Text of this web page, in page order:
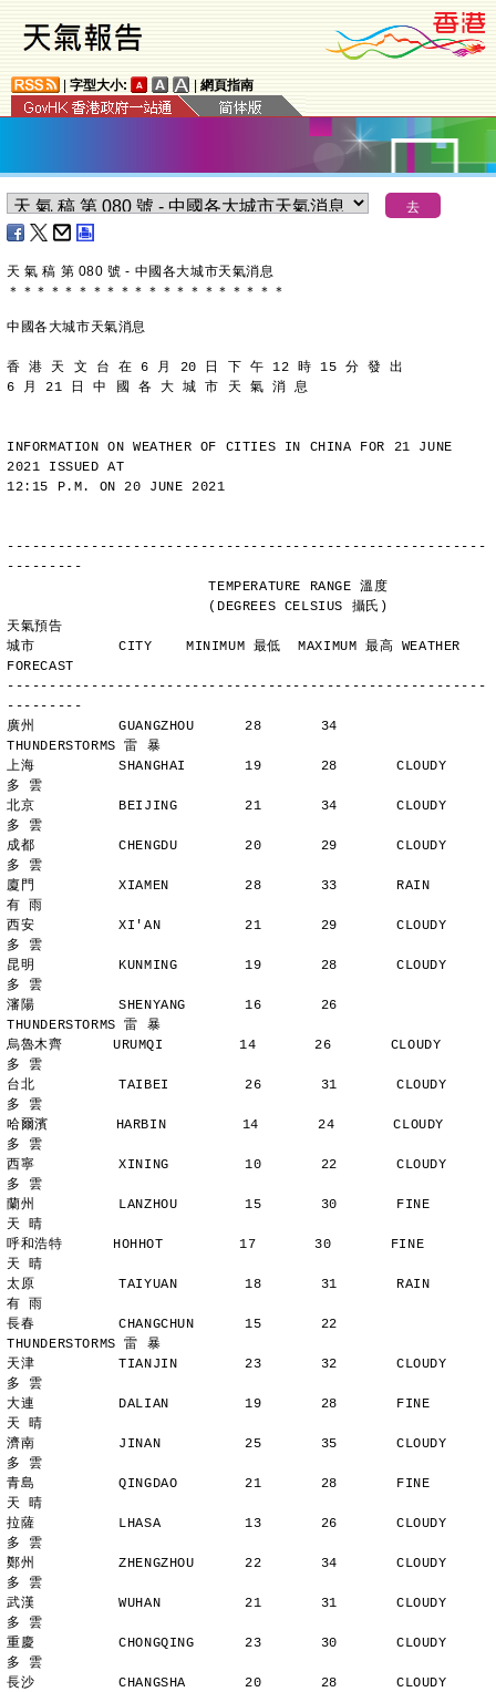
字型大小: 網頁指南
天 氣 稿 第 080 號 - 中國各大城市天氣消息
＊ ＊ ＊ ＊ ＊ ＊ ＊ ＊ ＊ ＊ ＊ ＊ ＊ ＊ ＊ ＊ ＊ ＊ ＊ ＊
中國各大城市天氣消息
香 港 天 文 台 在 6 月 20 日 下 午 12 時 15 分 發 出
6 月 21 日 中 國 各 大 城 市 天 氣 消 息
INFORMATION ON WEATHER OF CITIES IN CHINA FOR 21 JUNE
2021 ISSUED AT
12:15 P.M. ON 20 JUNE 2021
---------------------------------------------------------
---------
                        TEMPERATURE RANGE 溫度
天氣預告
城市          CITY    MINIMUM 最低  MAXIMUM 最高 WEATHER
FORECAST
---------------------------------------------------------
---------
廣州          GUANGZHOU      28       34
THUNDERSTORMS 雷 暴
上海          SHANGHAI       19       28       CLOUDY
多 雲
北京          BEIJING        21       34       CLOUDY
多 雲
成都          CHENGDU        20       29       CLOUDY
多 雲
廈門          XIAMEN         28       33       RAIN
有 雨
西安          XI'AN          21       29       CLOUDY
多 雲
昆明          KUNMING        19       28       CLOUDY
多 雲
瀋陽          SHENYANG       16       26
THUNDERSTORMS 雷 暴
烏魯木齊      URUMQI         14       26       CLOUDY
多 雲
台北          TAIBEI         26       31       CLOUDY
多 雲
哈爾濱        HARBIN         14       24       CLOUDY
多 雲
西寧          XINING         10       22       CLOUDY
多 雲
蘭州          LANZHOU        15       30       FINE
天 晴
呼和浩特      HOHHOT         17       30       FINE
天 晴
太原          TAIYUAN        18       31       RAIN
有 雨
長春          CHANGCHUN      15       22
THUNDERSTORMS 雷 暴
天津          TIANJIN        23       32       CLOUDY
多 雲
大連          DALIAN         19       28       FINE
天 晴
濟南          JINAN          25       35       CLOUDY
多 雲
青島          QINGDAO        21       28       FINE
天 晴
拉薩          LHASA          13       26       CLOUDY
多 雲
鄭州          ZHENGZHOU      22       34       CLOUDY
多 雲
武漢          WUHAN          21       31       CLOUDY
多 雲
重慶          CHONGQING      23       30       CLOUDY
多 雲
長沙          CHANGSHA       20       28       CLOUDY